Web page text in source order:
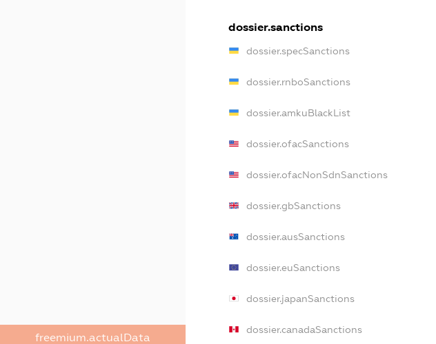
freemium.actualData
dossier.sanctions
dossier.specSanctions
dossier.rnboSanctions
dossier.amkuBlackList
dossier.ofacSanctions
dossier.ofacNonSdnSanctions
dossier.gbSanctions
dossier.ausSanctions
dossier.euSanctions
dossier.japanSanctions
dossier.canadaSanctions